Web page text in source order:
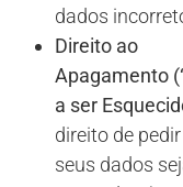
dados
Direito ao
Apagamento
a ser
direito de
seus dados